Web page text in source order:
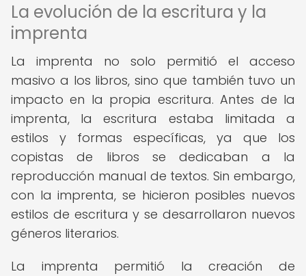
La evolución de la escritura y la
imprenta
La imprenta no solo permitió el acceso
masivo a los libros, sino que también tuvo un
impacto en la propia escritura. Antes de la
imprenta, la escritura estaba limitada a
estilos y formas específicas, ya que los
copistas de libros se dedicaban a la
reproducción manual de textos. Sin embargo,
con la imprenta, se hicieron posibles nuevos
estilos de escritura y se desarrollaron nuevos
géneros literarios.
La imprenta permitió la creación de